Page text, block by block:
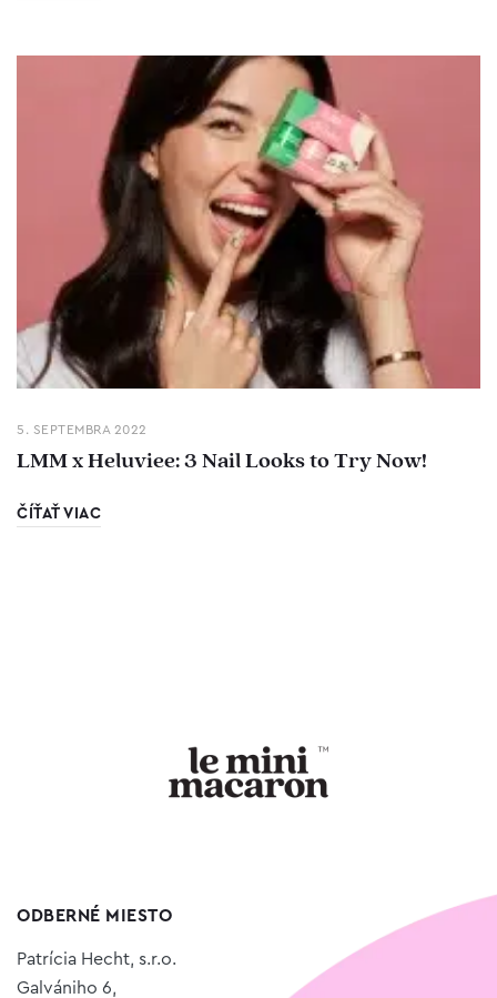
5. SEPTEMBRA 2022
LMM x Heluviee: 3 Nail Looks to Try Now!
ČÍŤAŤ VIAC
ODBERNÉ MIESTO
Patrícia Hecht, s.r.o.
Galvániho 6,